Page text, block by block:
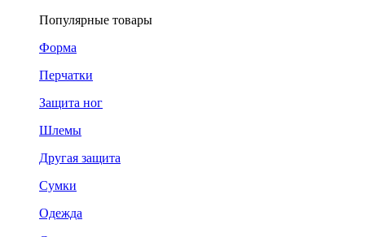
Популярные товары
Форма
Перчатки
Защита ног
Шлемы
Другая защита
Сумки
Одежда